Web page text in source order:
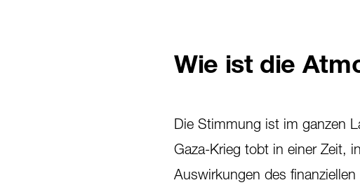
Wie ist die
Die Stimmung ist im ganzen
Gaza-Krieg tobt in einer Zeit,
Auswirkungen des